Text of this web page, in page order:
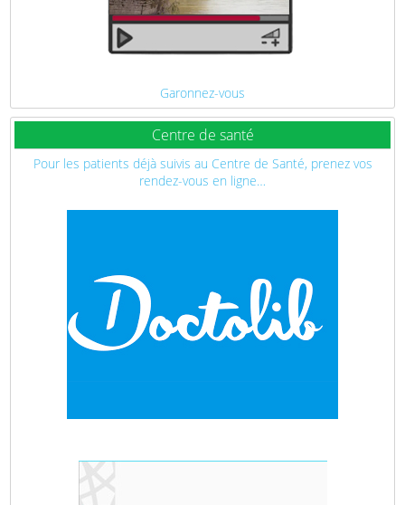
Garonnez-vous
Centre de santé
Pour les patients déjà suivis au Centre de Santé, prenez vos
rendez-vous en ligne…